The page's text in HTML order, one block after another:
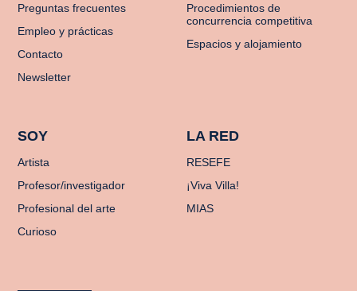
Preguntas frecuentes
Empleo y prácticas
Contacto
Newsletter
Procedimientos de
concurrencia competitiva
Espacios y alojamiento
SOY
Artista
Profesor/investigador
Profesional del arte
Curioso
LA RED
RESEFE
¡Viva Villa!
MIAS